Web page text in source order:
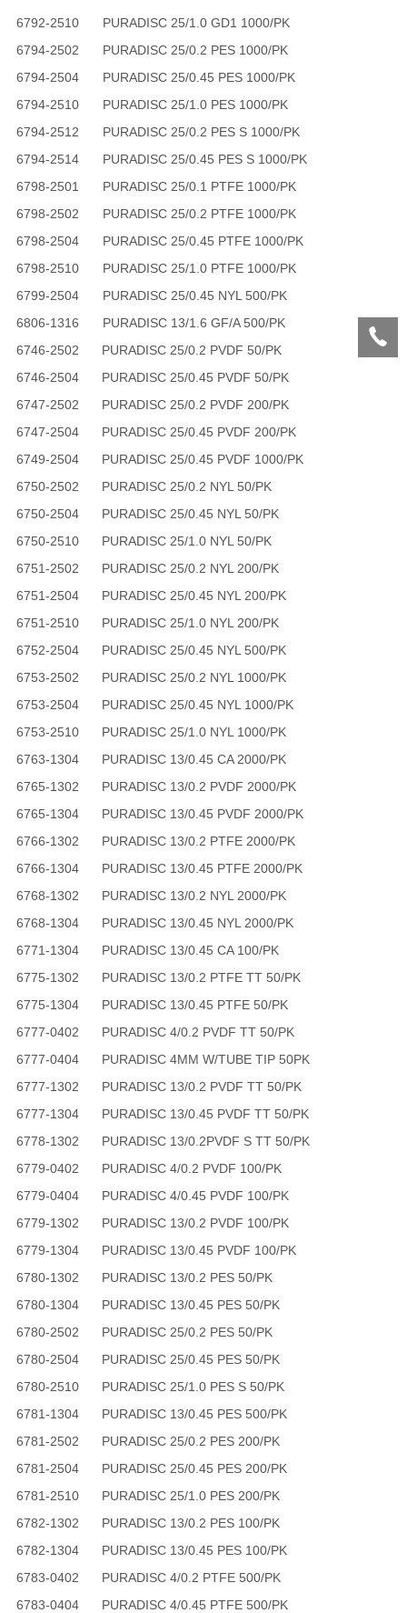
6792-2510
PURADISC 25/1.0 GD1 1000/PK
6794-2502
PURADISC 25/0.2 PES 1000/PK
6794-2504
PURADISC 25/0.45 PES 1000/PK
6794-2510
PURADISC 25/1.0 PES 1000/PK
6794-2512
PURADISC 25/0.2 PES S 1000/PK
6794-2514
PURADISC 25/0.45 PES S 1000/PK
6798-2501
PURADISC 25/0.1 PTFE 1000/PK
6798-2502
PURADISC 25/0.2 PTFE 1000/PK
6798-2504
PURADISC 25/0.45 PTFE 1000/PK
6798-2510
PURADISC 25/1.0 PTFE 1000/PK
6799-2504
PURADISC 25/0.45 NYL 500/PK
6806-1316
PURADISC 13/1.6 GF/A 500/PK
6746-2502
PURADISC 25/0.2 PVDF 50/PK
6746-2504
PURADISC 25/0.45 PVDF 50/PK
6747-2502
PURADISC 25/0.2 PVDF 200/PK
6747-2504
PURADISC 25/0.45 PVDF 200/PK
6749-2504
PURADISC 25/0.45 PVDF 1000/PK
6750-2502
PURADISC 25/0.2 NYL 50/PK
6750-2504
PURADISC 25/0.45 NYL 50/PK
6750-2510
PURADISC 25/1.0 NYL 50/PK
6751-2502
PURADISC 25/0.2 NYL 200/PK
6751-2504
PURADISC 25/0.45 NYL 200/PK
6751-2510
PURADISC 25/1.0 NYL 200/PK
6752-2504
PURADISC 25/0.45 NYL 500/PK
6753-2502
PURADISC 25/0.2 NYL 1000/PK
6753-2504
PURADISC 25/0.45 NYL 1000/PK
6753-2510
PURADISC 25/1.0 NYL 1000/PK
6763-1304
PURADISC 13/0.45 CA 2000/PK
6765-1302
PURADISC 13/0.2 PVDF 2000/PK
6765-1304
PURADISC 13/0.45 PVDF 2000/PK
6766-1302
PURADISC 13/0.2 PTFE 2000/PK
6766-1304
PURADISC 13/0.45 PTFE 2000/PK
6768-1302
PURADISC 13/0.2 NYL 2000/PK
6768-1304
PURADISC 13/0.45 NYL 2000/PK
6771-1304
PURADISC 13/0.45 CA 100/PK
6775-1302
PURADISC 13/0.2 PTFE TT 50/PK
6775-1304
PURADISC 13/0.45 PTFE 50/PK
6777-0402
PURADISC 4/0.2 PVDF TT 50/PK
6777-0404
PURADISC 4MM W/TUBE TIP 50PK
6777-1302
PURADISC 13/0.2 PVDF TT 50/PK
6777-1304
PURADISC 13/0.45 PVDF TT 50/PK
6778-1302
PURADISC 13/0.2PVDF S TT 50/PK
6779-0402
PURADISC 4/0.2 PVDF 100/PK
6779-0404
PURADISC 4/0.45 PVDF 100/PK
6779-1302
PURADISC 13/0.2 PVDF 100/PK
6779-1304
PURADISC 13/0.45 PVDF 100/PK
6780-1302
PURADISC 13/0.2 PES 50/PK
6780-1304
PURADISC 13/0.45 PES 50/PK
6780-2502
PURADISC 25/0.2 PES 50/PK
6780-2504
PURADISC 25/0.45 PES 50/PK
6780-2510
PURADISC 25/1.0 PES S 50/PK
6781-1304
PURADISC 13/0.45 PES 500/PK
6781-2502
PURADISC 25/0.2 PES 200/PK
6781-2504
PURADISC 25/0.45 PES 200/PK
6781-2510
PURADISC 25/1.0 PES 200/PK
6782-1302
PURADISC 13/0.2 PES 100/PK
6782-1304
PURADISC 13/0.45 PES 100/PK
6783-0402
PURADISC 4/0.2 PTFE 500/PK
6783-0404
PURADISC 4/0.45 PTFE 500/PK